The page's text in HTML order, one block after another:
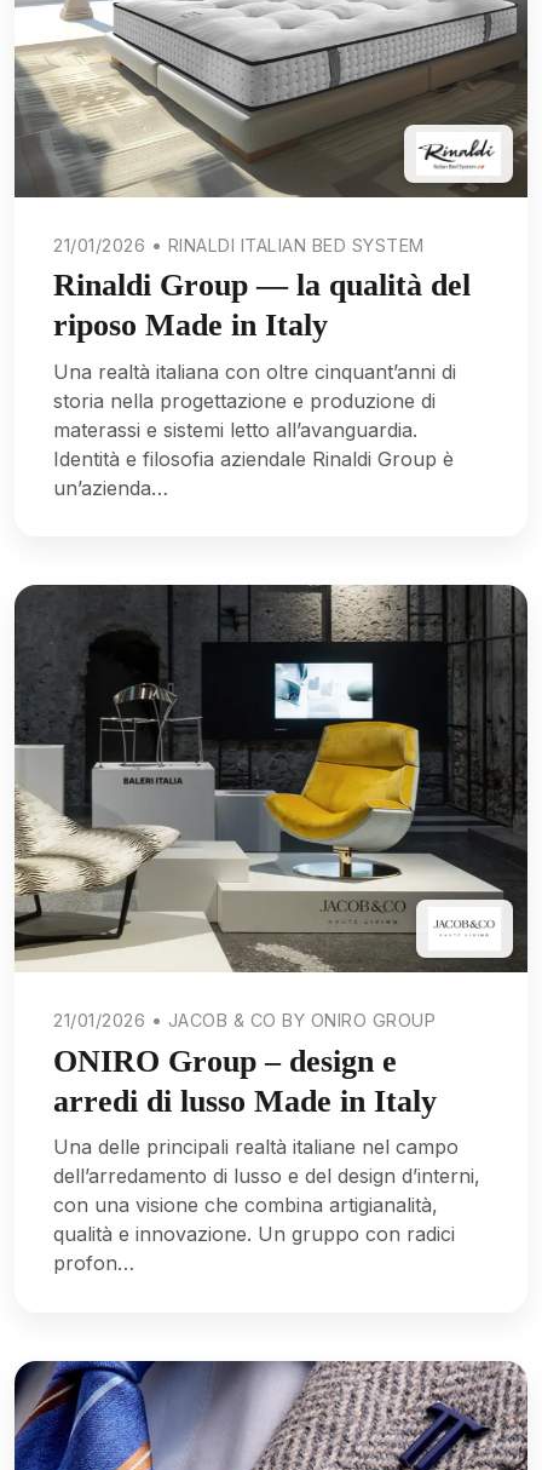
21/01/2026 • RINALDI ITALIAN BED SYSTEM
Rinaldi Group — la qualità del
riposo Made in Italy
Una realtà italiana con oltre cinquant’anni di
storia nella progettazione e produzione di
materassi e sistemi letto all’avanguardia.
Identità e filosofia aziendale Rinaldi Group è
un’azienda…
21/01/2026 • JACOB & CO BY ONIRO GROUP
ONIRO Group – design e
arredi di lusso Made in Italy
Una delle principali realtà italiane nel campo
dell’arredamento di lusso e del design d’interni,
con una visione che combina artigianalità,
qualità e innovazione. Un gruppo con radici
profon…